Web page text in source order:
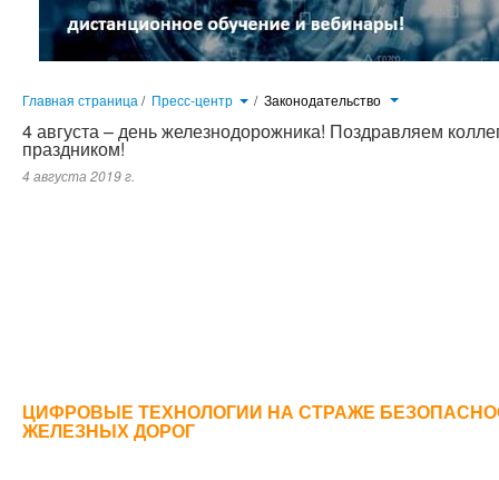
Главная страница / Пресс-центр / Законодательство
4 августа – день железнодорожника! Поздравляем
праздником!
4 августа 2019 г.
ЦИФРОВЫЕ ТЕХНОЛОГИИ НА СТРАЖЕ
ЖЕЛЕЗНЫХ ДОРОГ